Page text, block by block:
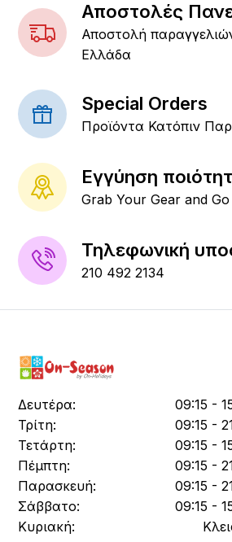
Αποστολές
Αποστολή
Ελλάδα
Special Orders
Προϊόντα Κατόπιν
Εγγύηση
Grab Your Gear and Go
Τηλεφωνική
210 492 2134
Δευτέρα:
09:15 -
Τρίτη:
09:15 -
Τετάρτη:
09:15 -
Πέμπτη:
09:15 -
Παρασκευή:
09:15 -
Σάββατο:
09:15 -
Κυριακή: